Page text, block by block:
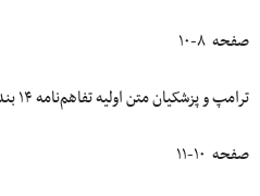
صفحه ۸-۱۰
ترامپ و پزشکیان متن اولیه تفاهم‌نامه ۱۴ بندی «پایان جنگ» را امضاء کردند
صفحه ۱۰-۱۱